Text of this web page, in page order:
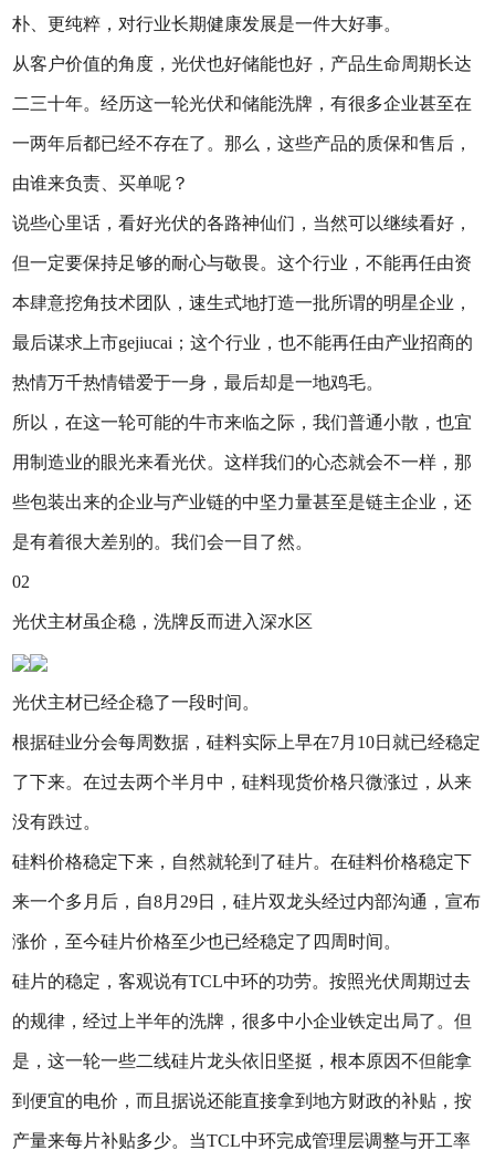
朴、更纯粹，对行业长期健康发展是一件大好事。
从客户价值的角度，光伏也好储能也好，产品生命周期长达
二三十年。经历这一轮光伏和储能洗牌，有很多企业甚至在
一两年后都已经不存在了。那么，这些产品的质保和售后，
由谁来负责、买单呢？
说些心里话，看好光伏的各路神仙们，当然可以继续看好，
但一定要保持足够的耐心与敬畏。这个行业，不能再任由资
本肆意挖角技术团队，速生式地打造一批所谓的明星企业，
最后谋求上市gejiucai；这个行业，也不能再任由产业招商的
热情万千热情错爱于一身，最后却是一地鸡毛。
所以，在这一轮可能的牛市来临之际，我们普通小散，也宜
用制造业的眼光来看光伏。这样我们的心态就会不一样，那
些包装出来的企业与产业链的中坚力量甚至是链主企业，还
是有着很大差别的。我们会一目了然。
02
光伏主材虽企稳，洗牌反而进入深水区
光伏主材已经企稳了一段时间。
根据硅业分会每周数据，硅料实际上早在7月10日就已经稳定
了下来。在过去两个半月中，硅料现货价格只微涨过，从来
没有跌过。
硅料价格稳定下来，自然就轮到了硅片。在硅料价格稳定下
来一个多月后，自8月29日，硅片双龙头经过内部沟通，宣布
涨价，至今硅片价格至少也已经稳定了四周时间。
硅片的稳定，客观说有TCL中环的功劳。按照光伏周期过去
的规律，经过上半年的洗牌，很多中小企业铁定出局了。但
是，这一轮一些二线硅片龙头依旧坚挺，根本原因不但能拿
到便宜的电价，而且据说还能直接拿到地方财政的补贴，按
产量来每片补贴多少。当TCL中环完成管理层调整与开工率